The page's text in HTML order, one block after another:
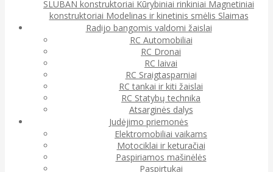
SLUBAN konstruktoriai Kūrybiniai rinkiniai Magnetiniai
konstruktoriai Modelinas ir kinetinis smėlis Slaimas
Radijo bangomis valdomi žaislai
RC Automobiliai
RC Dronai
RC laivai
RC Sraigtasparniai
RC tankai ir kiti žaislai
RC Statybų technika
Atsarginės dalys
Judėjimo priemonės
Elektromobiliai vaikams
Motociklai ir keturačiai
Paspiriamos mašinėlės
Paspirtukai